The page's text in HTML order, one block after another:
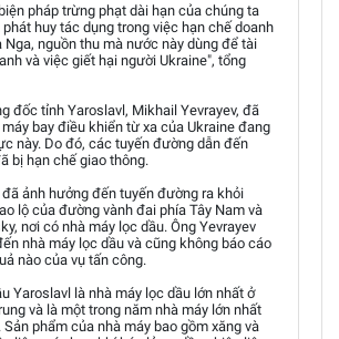
pháp trừng phạt dài hạn của chúng ta
huy tác dụng trong việc hạn chế doanh
Nga, nguồn thu mà nước này dùng để tài
và việc giết hại người Ukraine", tổng
đốc tỉnh Yaroslavl, Mikhail Yevrayev, đã
bay điều khiển từ xa của Ukraine đang
này. Do đó, các tuyến đường dẫn đến
bị hạn chế giao thông.
ảnh hưởng đến tuyến đường ra khỏi
lộ của đường vành đai phía Tây Nam và
nơi có nhà máy lọc dầu. Ông Yevrayev
nhà máy lọc dầu và cũng không báo cáo
nào của vụ tấn công.
Yaroslavl là nhà máy lọc dầu lớn nhất ở
và là một trong năm nhà máy lớn nhất
phẩm của nhà máy bao gồm xăng và